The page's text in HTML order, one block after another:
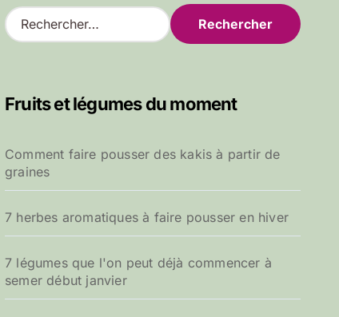
R
e
r
e
r
Fruits et légumes du moment
Comment faire pousser des kakis à partir de
graines
7 herbes aromatiques à faire pousser en hiver
7 légumes que l'on peut déjà commencer à
semer début janvier